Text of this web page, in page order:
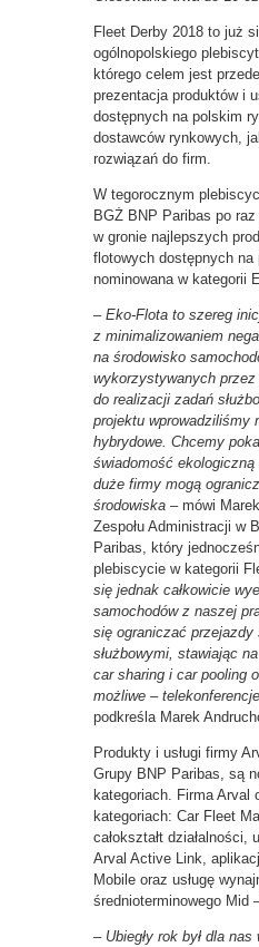
Fleet Derby 2018 to już
ogólnopolskiego
którego celem jest
prezentacja produktów i
dostępnych na polskim
dostawców rynkowych,
rozwiązań do firm.
W tegorocznym
BGŻ BNP Paribas po
w gronie najlepszych
flotowych dostępnych
nominowana w kategorii
– Eko-Flota to szereg
z minimalizowaniem
na środowisko
wykorzystywanych przez
do realizacji zadań
projektu wprowadziliśmy
hybrydowe. Chcemy
świadomość ekologiczną
duże firmy mogą
środowiska – mówi
Zespołu Administracji w
Paribas, który
plebiscycie w kategorii
się jednak całkowicie
samochodów z naszej
się ograniczać przejazdy
służbowymi, stawiając
car sharing i car pooling
możliwe –
podkreśla Marek
Produkty i usługi firmy
Grupy BNP Paribas, są
kategoriach. Firma Arval
kategoriach: Car Fleet
całokształt działalności,
Arval Active Link,
Mobile oraz usługę
średnioterminowego Mid
–Ubiegły rok był dla